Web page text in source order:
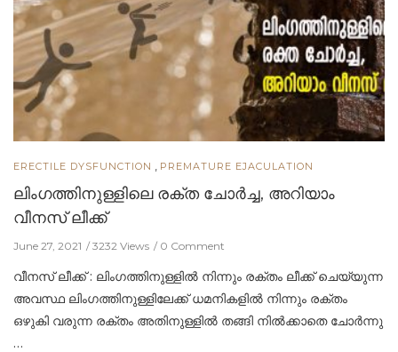
ERECTILE DYSFUNCTION PREMATURE EJACULATION
ലിംഗത്തിനുള്ളിലെ രക്ത ചോര്‍ച്ച, അറിയാം
വീനസ് ലീക്ക്
June 27, 2021 3232 Views 0 Comment
വീനസ് ലീക്ക് : ലിംഗത്തിനുള്ളില്‍ നിന്നും രക്തം ലീക്ക് ചെയ്യുന്ന
അവസ്ഥ ലിംഗത്തിനുള്ളിലേക്ക് ധമനികളില്‍ നിന്നും രക്തം
ഒഴുകി വരുന്ന രക്തം അതിനുള്ളില്‍ തങ്ങി നില്‍ക്കാതെ ചോര്‍ന്നു
…